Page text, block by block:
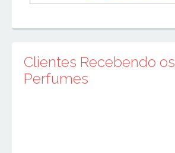
Clientes Recebendo os
Perfumes